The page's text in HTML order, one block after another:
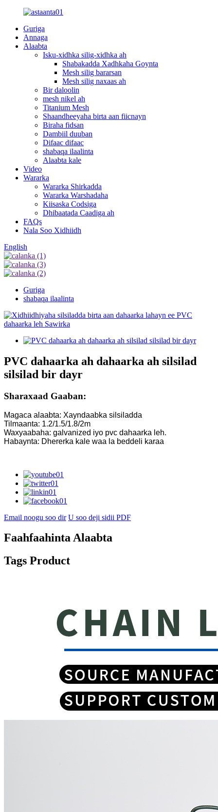
Guriga
Annaga
Alaabta
Isku-xidhka silig-xidhka ah
Shabakadda Xadhkaha Goynta
Mesh silig bararsan
Mesh silig naxaas ah
Bir daloolin
mesh nikel ah
Titanium Mesh
Shaandheeyaha birta aan fiicnayn
Biraha fidsan
Dambiil duuban
Difaac difaac
shabaqa ilaalinta
Alaabta kale
Video
Wararka
Wararka Shirkadda
Wararka Warshadaha
Kiisaska Codsiga
Dhibaatada Caadiga ah
FAQs
Nala Soo Xidhiidh
English
Guriga
shabaqa ilaalinta
PVC dahaarka ah dahaarka ah silsilad
silsilad bir dayr
Sharaxaad Gaaban:
Magaca alaabta: Xayndaabka silsiladda
Tilmaanta: 1.2/1.5/1.8/2m
Waxyaabaha: galvanized iyo pvc dahaarka leh.
Habaynta: Dhererka kale waa la beddeli karaa
Email noogu soo dir U soo deji sidii PDF
Faahfaahinta Alaabta
Tags Product